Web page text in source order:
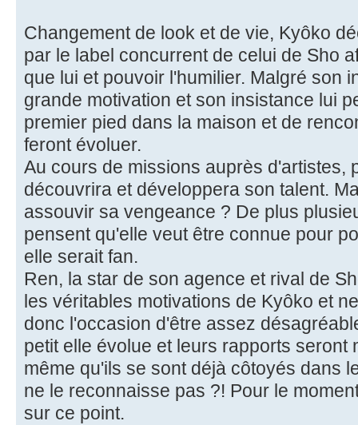
Changement de look et de vie, Kyôko
par le label concurrent de celui de Sho
que lui et pouvoir l'humilier. Malgré son
grande motivation et son insistance lui
premier pied dans la maison et de
feront évoluer.
Au cours de missions auprès d'artistes,
découvrira et développera son talent.
assouvir sa vengeance ? De plus
pensent qu'elle veut être connue pour
elle serait fan.
Ren, la star de son agence et rival de
les véritables motivations de Kyôko et
donc l'occasion d'être assez
petit elle évolue et leurs rapports seront
même qu'ils se sont déjà côtoyés dans
ne le reconnaisse pas ?! Pour le
sur ce point.